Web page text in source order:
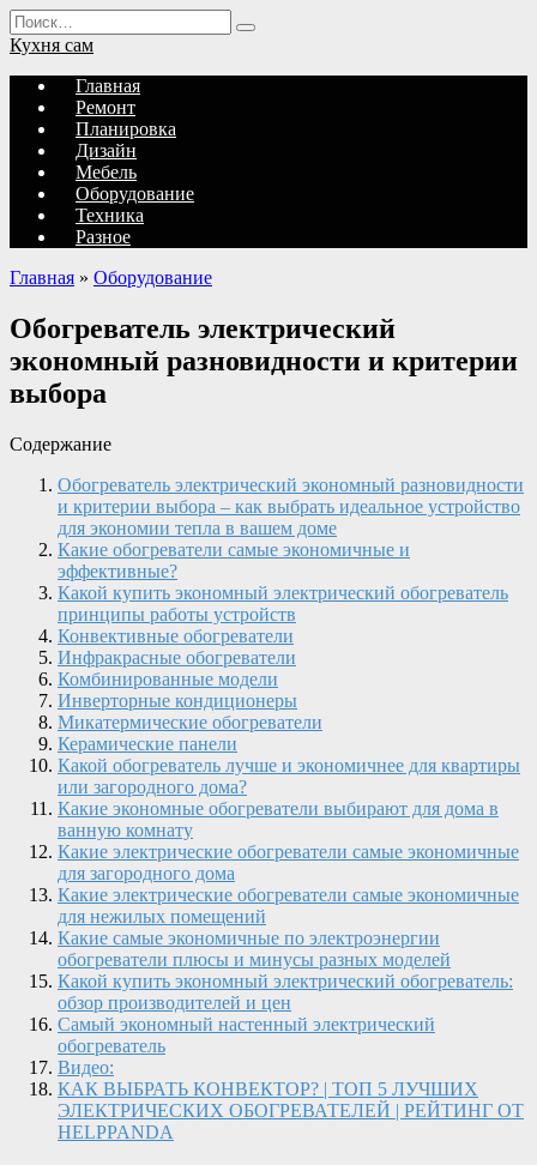
Перейти
к
содержанию
Search
for:
Кухня сам
Главная
Ремонт
Планировка
Дизайн
Мебель
Оборудование
Техника
Разное
Главная » Оборудование
Обогреватель электрический
экономный разновидности и критерии
выбора
Содержание
Обогреватель электрический экономный разновидности
и критерии выбора – как выбрать идеальное устройство
для экономии тепла в вашем доме
Какие обогреватели самые экономичные и
эффективные?
Какой купить экономный электрический обогреватель
принципы работы устройств
Конвективные обогреватели
Инфракрасные обогреватели
Комбинированные модели
Инверторные кондиционеры
Микатермические обогреватели
Керамические панели
Какой обогреватель лучше и экономичнее для квартиры
или загородного дома?
Какие экономные обогреватели выбирают для дома в
ванную комнату
Какие электрические обогреватели самые экономичные
для загородного дома
Какие электрические обогреватели самые экономичные
для нежилых помещений
Какие самые экономичные по электроэнергии
обогреватели плюсы и минусы разных моделей
Какой купить экономный электрический обогреватель:
обзор производителей и цен
Самый экономный настенный электрический
обогреватель
Видео:
КАК ВЫБРАТЬ КОНВЕКТОР? | ТОП 5 ЛУЧШИХ
ЭЛЕКТРИЧЕСКИХ ОБОГРЕВАТЕЛЕЙ | РЕЙТИНГ ОТ
HELPPANDA